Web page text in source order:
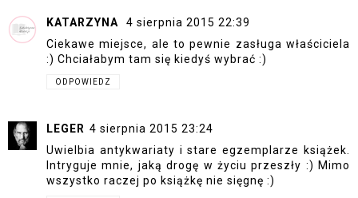
KATARZYNA
4 sierpnia 2015 22:39
Ciekawe miejsce, ale to pewnie zasługa właściciela
:) Chciałabym tam się kiedyś wybrać :)
ODPOWIEDZ
LEGER 4 sierpnia 2015 23:24
Uwielbia antykwariaty i stare egzemplarze książek.
Intryguje mnie, jaką drogę w życiu przeszły :) Mimo
wszystko raczej po książkę nie sięgnę :)